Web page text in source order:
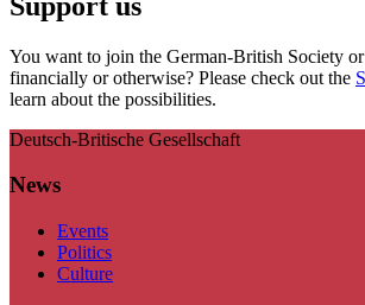
You want to join the German-British Society
financially or otherwise? Please check out the
learn about the possibilities.
Deutsch-Britische Gesellschaft
News
Events
Politics
Culture